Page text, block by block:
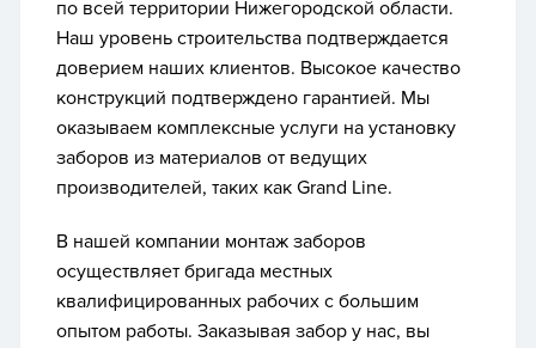
по всей территории Нижегородской области.
Наш уровень строительства подтверждается
доверием наших клиентов. Высокое качество
конструкций подтверждено гарантией. Мы
оказываем комплексные услуги на установку
заборов из материалов от ведущих
производителей, таких как Grand Line.
В нашей компании монтаж заборов
осуществляет бригада местных
квалифицированных рабочих с большим
опытом работы. Заказывая забор у нас, вы